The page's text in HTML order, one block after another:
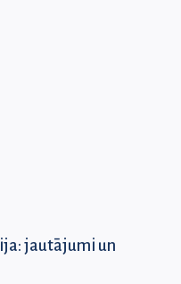
jautājumi un